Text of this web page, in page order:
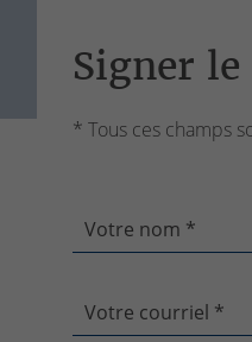
Signer
* Tous ces champs
Votre nom *
Votre courriel *